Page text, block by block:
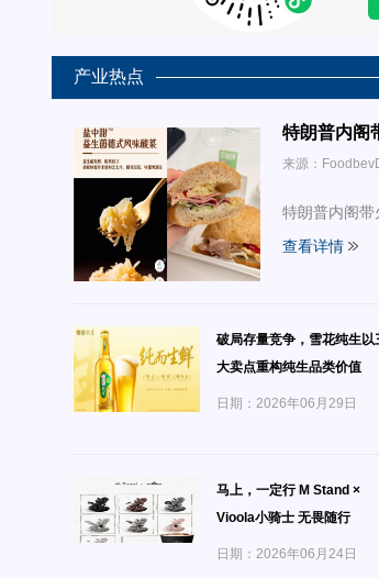
产业热点
特朗普内阁
来源：
特朗普内阁
查看详情
破局存量竞争，雪花纯生以
大卖点重构纯生品类价值
日期：2026年06月29日
马上，一定行 M Stand ×
Vioola小骑士 无畏随行
日期：2026年06月24日